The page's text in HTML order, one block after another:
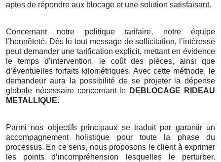
aptes de répondre aux blocage et une solution satisfaisant.
Concernant notre politique tarifaire, notre équipe
l’honnêteté. Dès le tout message de sollicitation, l’intéressé
peut demander une tarification explicit, mettant en évidence
le temps d’intervention, le coût des pièces, ainsi que
d’éventuelles forfaits kilométriques. Avec cette méthode, le
demandeur aura la possibilité de se projeter la dépense
globale nécessaire concernant le DEBLOCAGE RIDEAU
METALLIQUE.
Parmi nos objectifs principaux se traduit par garantir un
accompagnement holistique pour toute la phase du
processus. En ce sens, nous proposons le client à exprimer
les points d’incompréhension lesquelles le perturber.